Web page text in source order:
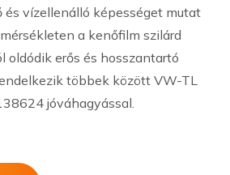
és vízellenálló képességet mutat
a kenőfilm szilárd
oldódik erős és hosszantartó
többek között VW-TL
jóváhagyással.